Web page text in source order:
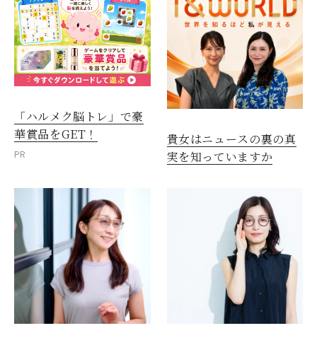
「ハルメク脳トレ」で豪
華賞品をGET！
PR
貴女はニュースの裏の真
実を知っていますか